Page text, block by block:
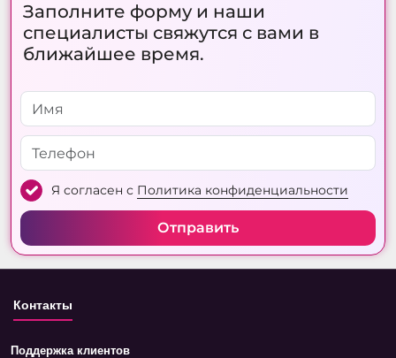
Заполните форму и наши
специалисты свяжутся с вами в
ближайшее время.
Я согласен с Политика конфиденциальности
Отправить
Контакты
Поддержка клиентов